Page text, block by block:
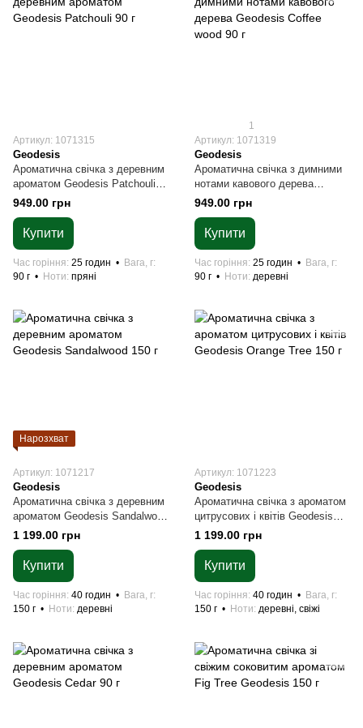
Артикул: 1071315
Geodesis
Ароматична свічка з деревним
ароматом Geodesis Patchouli
90 г
949.00 грн
Купити
Час горіння 25 годин
Вага, г
90 г
Ноти пряні
1
Артикул: 1071319
Geodesis
Ароматична свічка з димними
нотами кавового дерева
Geodesis Coffee wood 90 г
949.00 грн
Купити
Час горіння 25 годин
Вага, г
90 г
Ноти деревні
Нарозхват
Артикул: 1071217
Geodesis
Ароматична свічка з деревним
ароматом Geodesis Sandalwood
150 г
1 199.00 грн
Купити
Час горіння 40 годин
Вага, г
150 г
Ноти деревні
Артикул: 1071223
Geodesis
Ароматична свічка з ароматом
цитрусових і квітів Geodesis
Orange Tree 150 г
1 199.00 грн
Купити
Час горіння 40 годин
Вага, г
150 г
Ноти деревні, свіжі